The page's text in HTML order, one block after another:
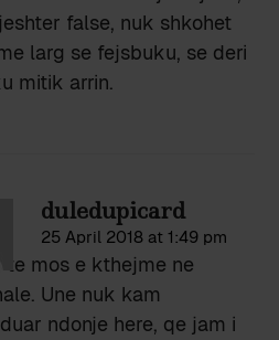
false, nuk shkohet
larg se fejsbuku, se deri
mitik arrin.
duledupicard
25 April 2018 at 1:49 pm
te mos e kthejme ne
Une nuk kam
ndonje here, qe jam i